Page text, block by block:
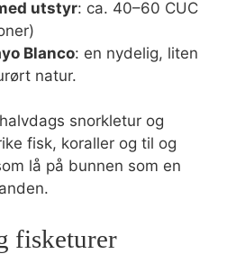
utstyr: ca. 40–60 CUC
Blanco: en nydelig, liten
natur.
snorkletur og
fisk, koraller og til og
lå på bunnen som en
fisketurer